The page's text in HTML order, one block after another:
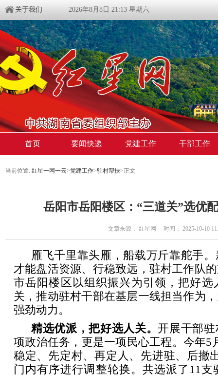
关于我们 2026年8月8日 21:13 星期六
首页 要闻快递 党建工作 干部工作
当前位置: 红星一网一云>党建工作>驻村帮扶>正文
岳阳市岳阳楼区：“三道关”选优
文章来源： 红星网 时间： 2025-10-10
雁飞千里靠头雁，船载万斤靠舵手
才能盘活资源、行稳致远，驻村工作队
市岳阳楼区以组织振兴为引领，把好选
关，推动驻村干部在基层一线担当作为
强劲动力。
精选优派，把好选人关。开展干部
项政治任务，更是一项民心工程。今年5
稳定、先定村、再定人、先进驻、后撤
门内有序进行调整轮换。共选派了11支